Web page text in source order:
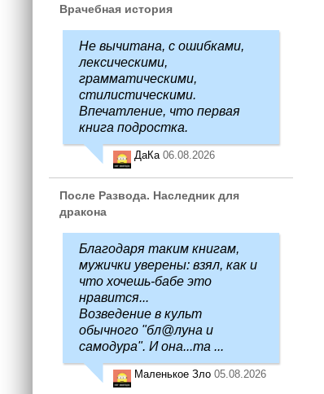
Врачебная история
Не вычитана, с ошибками,
лексическими,
грамматическими,
стилистическими.
Впечатление, что первая
книга подростка.
ДаКа 06.08.2026
После Развода. Наследник для
дракона
Благодаря таким книгам,
мужички уверены: взял, как и
что хочешь-бабе это
нравится...
Возведение в культ
обычного "бл@луна и
самодура". И она...та ...
Маленькое Зло 05.08.2026